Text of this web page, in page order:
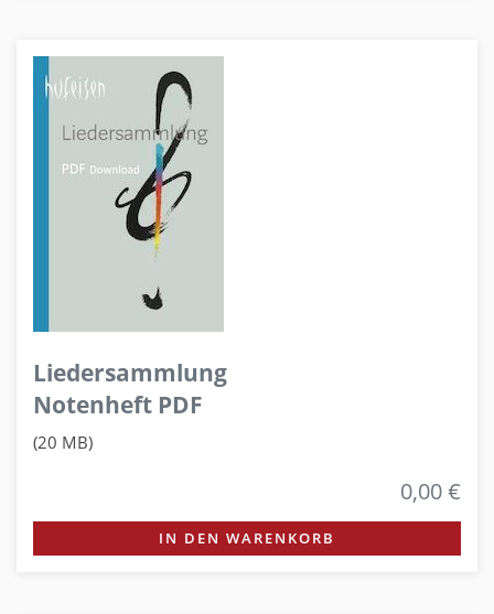
Liedersammlung
Notenheft PDF
(20 MB)
0,00 €
IN DEN WARENKORB